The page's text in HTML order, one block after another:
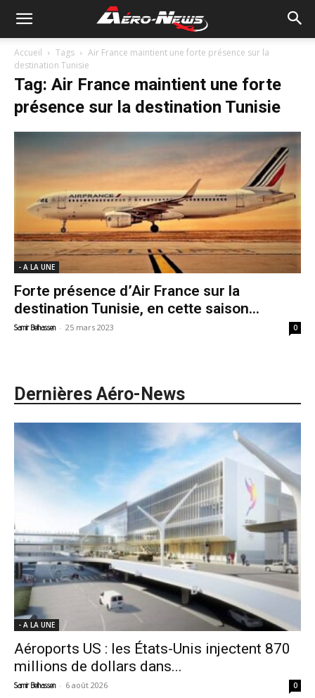
Accueil Tags
Air France maintient une forte présence sur la
destination Tunisie
Tag: Air France maintient une forte
présence sur la destination Tunisie
- A LA UNE
Forte présence d’Air France sur la
destination Tunisie, en cette saison...
Samir Belhassen - 25 mars 2023 0
Dernières Aéro-News
- A LA UNE
Aéroports US : les États-Unis injectent 870
millions de dollars dans...
Samir Belhassen - 6 août 2026 0